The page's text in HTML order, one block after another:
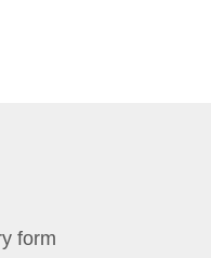
form